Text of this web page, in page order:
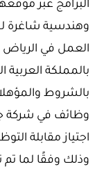
وهندسية شاغرة
العمل في الرياض
بالمملكة
بالشروط
وظائف في شركة
اجتياز مقابلة
وذلك وفقًا لما